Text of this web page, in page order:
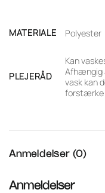
MATERIALE Polyester
PLEJERÅD
Kan
Afhængig
vask kan
forstærke
Anmeldelser (0)
Anmeldelser